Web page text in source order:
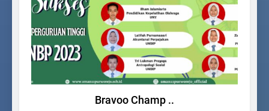
Bravoo Champ ..